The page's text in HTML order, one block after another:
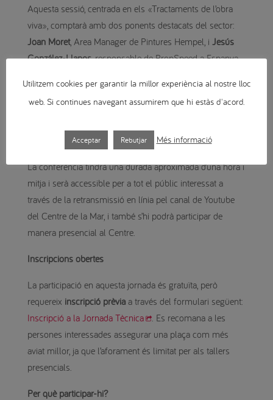
Aquesta sessió, centrada en els «Tractaments de l’obra
viva», comptarà amb dos ponents destacats del sector:
Joan Moret, Area Manager de Pintures Hempel, i Jesús
González-Llanos, responsable de PropSpeed a Espanya.
les últimes tendències i desafiaments en el camp dels
recobriments i tractaments de la part submergida dels
eficiència de les embarcacions.
La conferència tindrà una durada aproximada d’una hora i
mitja i serà accessible per a tot el públic interessat a
través de la retransmissió en línia pel canal de Youtube
del Centre de la Mar, i també s’hi podrà participar de
manera presencial al Centre.
Inscripcions obertes
La participació en aquesta jornada és gratuïta, però
requereix inscripció prèviaa través del formulari següent:
Inscripció a la Jornada Tècnica
. Es recomana a les
persones interessades assegurar una plaça com més
aviat millor, ja que l’aforament és limitat per als tallers
presencials.
Per què participar-hi?
Utilitzem cookies per garantir la millor experiència al nostre lloc
web. Si continues navegant assumirem que hi estàs d'acord.
Acceptar Rebutjar Més informació